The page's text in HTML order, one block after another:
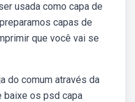
usada como capa de
capas de
que você vai se
do comum através da
baixe os psd capa